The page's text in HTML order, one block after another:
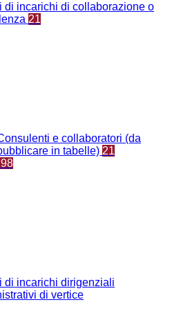
di incarichi di collaborazione o
21
e collaboratori (da
in tabelle) 21
di incarichi dirigenziali
di vertice